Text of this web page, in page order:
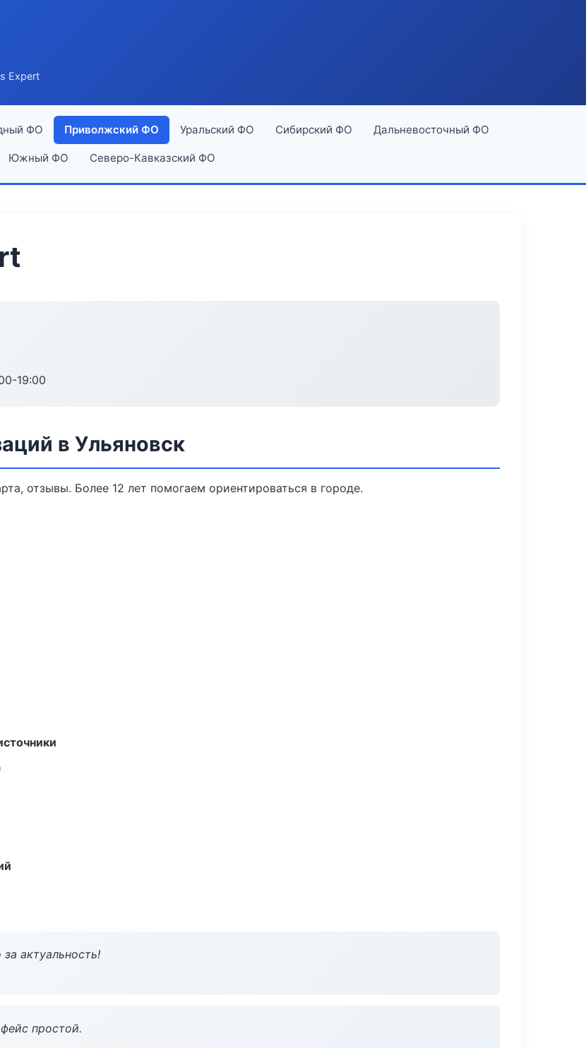
Expert
ФО Приволжский ФО Уральский ФО Сибирский ФО Дальневосточный ФО
Южный ФО Северо-Кавказский ФО
19:00
в Ульяновск
отзывы. Более 12 лет помогаем ориентироваться в городе.
актуальность!
простой.